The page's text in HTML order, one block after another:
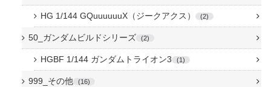
HG 1/144 GQuuuuuuX（ジークアクス） 2
50_ガンダムビルドシリーズ 2
HGBF 1/144 ガンダムトライオン3 1
999_その他 16